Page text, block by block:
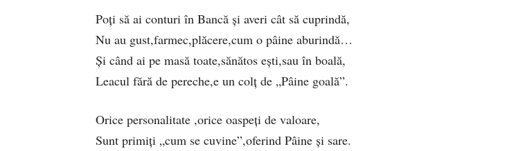
Poți să ai conturi în Bancă și averi cât să cuprindă,
Nu au gust,farmec,plăcere,cum o pâine aburindă…
Și când ai pe masă toate,sănătos ești,sau în boală,
Leacul fără de pereche,e un colț de „Pâine goală”.
Orice personalitate ,orice oaspeți de valoare,
Sunt primiți „cum se cuvine”,oferind Pâine și sare.